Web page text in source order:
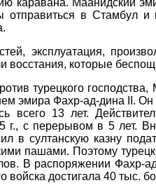
каравана. Маанидский
в Стамбул и
эксплуатация,
восстания, которые
турецкого
эмира Фахр-ад-дина II.
всего 13 лет.
г., с перерывом в 5 лет.
в султанскую казну
пашами. Поэтому
В распоряжении Фахр-
войска достигала 40 тыс.